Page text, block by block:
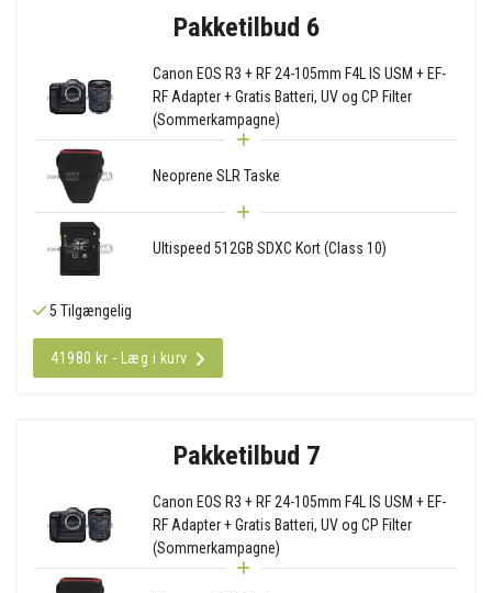
Pakketilbud 6
Canon EOS R3 + RF 24-105mm F4L IS USM + EF-
RF Adapter + Gratis Batteri, UV og CP Filter
(Sommerkampagne)
Neoprene SLR Taske
Ultispeed 512GB SDXC Kort (Class 10)
5 Tilgængelig
41980 kr - Læg i kurv
Pakketilbud 7
Canon EOS R3 + RF 24-105mm F4L IS USM + EF-
RF Adapter + Gratis Batteri, UV og CP Filter
(Sommerkampagne)